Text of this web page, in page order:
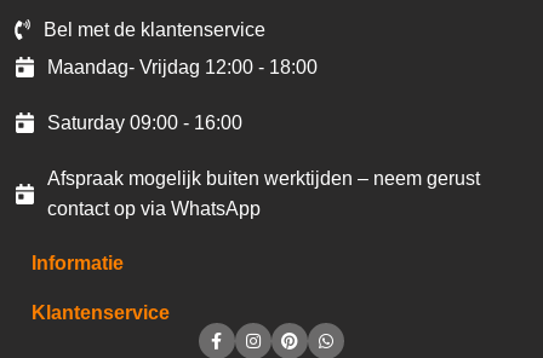
Bel met de klantenservice
Maandag- Vrijdag 12:00 - 18:00
Saturday 09:00 - 16:00
Afspraak mogelijk buiten werktijden – neem gerust
contact op via WhatsApp
Informatie
Klantenservice